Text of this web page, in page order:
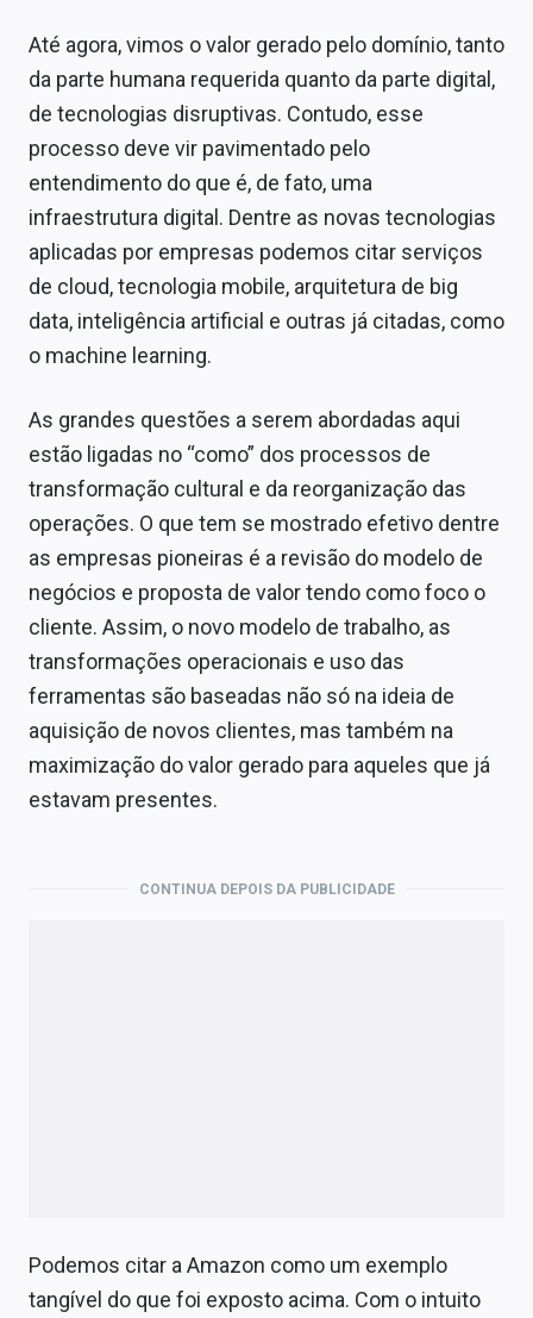
Até agora, vimos o valor gerado pelo domínio, tanto
da parte humana requerida quanto da parte digital,
de tecnologias disruptivas. Contudo, esse
processo deve vir pavimentado pelo
entendimento do que é, de fato, uma
infraestrutura digital. Dentre as novas tecnologias
aplicadas por empresas podemos citar serviços
de cloud, tecnologia mobile, arquitetura de big
data, inteligência artificial e outras já citadas, como
o machine learning.
As grandes questões a serem abordadas aqui
estão ligadas no “como” dos processos de
transformação cultural e da reorganização das
operações. O que tem se mostrado efetivo dentre
as empresas pioneiras é a revisão do modelo de
negócios e proposta de valor tendo como foco o
cliente. Assim, o novo modelo de trabalho, as
transformações operacionais e uso das
ferramentas são baseadas não só na ideia de
aquisição de novos clientes, mas também na
maximização do valor gerado para aqueles que já
estavam presentes.
CONTINUA DEPOIS DA PUBLICIDADE
Podemos citar a Amazon como um exemplo
tangível do que foi exposto acima. Com o intuito